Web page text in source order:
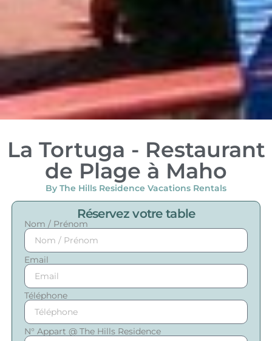
La Tortuga - Restaurant
de Plage à Maho
By The Hills Residence Vacations Rentals
Réservez votre table
Nom / Prénom
Email
Téléphone
N° Appart @ The Hills Residence